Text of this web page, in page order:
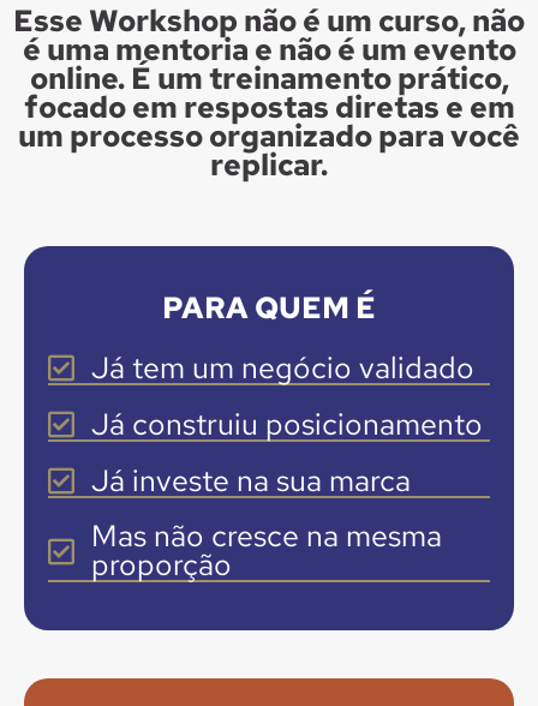
Esse Workshop não é um curso, não
é uma mentoria e não é um evento
online. É um treinamento prático,
focado em respostas diretas e em
um processo organizado para você
replicar.
PARA QUEM É
Já tem um negócio validado
Já construiu posicionamento
Já investe na sua marca
Mas não cresce na mesma
proporção